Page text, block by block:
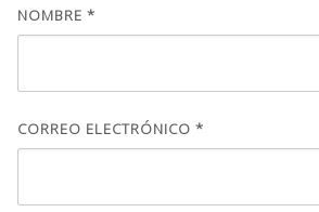
NOMBRE *
CORREO ELECTRÓNICO *